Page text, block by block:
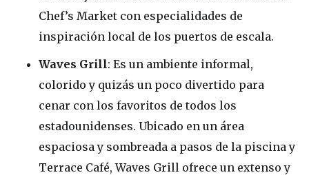
Chef’s Market con especialidades de
inspiración local de los puertos de escala.
Waves Grill: Es un ambiente informal,
colorido y quizás un poco divertido para
cenar con los favoritos de todos los
estadounidenses. Ubicado en un área
espaciosa y sombreada a pasos de la piscina y
Terrace Café, Waves Grill ofrece un extenso y